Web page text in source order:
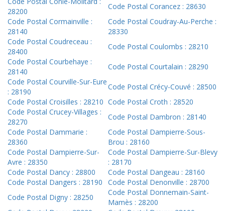
28200
Code Postal Corancez : 28630
Code Postal Cormainville :
28140
Code Postal Coudray-Au-Perche :
28330
Code Postal Coudreceau :
28400
Code Postal Coulombs : 28210
Code Postal Courbehaye :
28140
Code Postal Courtalain : 28290
Code Postal Courville-Sur-Eure
: 28190
Code Postal Crécy-Couvé : 28500
Code Postal Croisilles : 28210 Code Postal Croth : 28520
Code Postal Crucey-Villages :
28270
Code Postal Dambron : 28140
Code Postal Dammarie :
28360
Code Postal Dampierre-Sous-
Brou : 28160
Code Postal Dampierre-Sur-
Avre : 28350
Code Postal Dampierre-Sur-Blevy
: 28170
Code Postal Dancy : 28800
Code Postal Dangeau : 28160
Code Postal Dangers : 28190
Code Postal Denonville : 28700
Code Postal Digny : 28250
Code Postal Donnemain-Saint-
Mamès : 28200